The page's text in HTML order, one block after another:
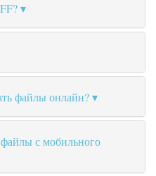
файлы онлайн?
с мобильного